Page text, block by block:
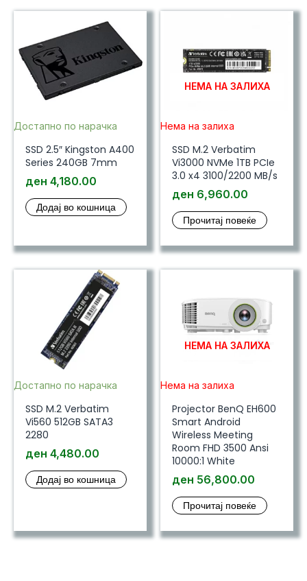
Достапно по нарачка
SSD 2.5″ Kingston A400
Series 240GB 7mm
ден 4,180.00
Додај во кошница
НЕМА НА ЗАЛИХА
Нема на залиха
SSD M.2 Verbatim
Vi3000 NVMe 1TB PCIe
3.0 x4 3100/2200 MB/s
ден 6,960.00
Прочитај повеќе
Достапно по нарачка
SSD M.2 Verbatim
Vi560 512GB SATA3
2280
ден 4,480.00
Додај во кошница
НЕМА НА ЗАЛИХА
Нема на залиха
Projector BenQ EH600
Smart Android
Wireless Meeting
Room FHD 3500 Ansi
10000:1 White
ден 56,800.00
Прочитај повеќе